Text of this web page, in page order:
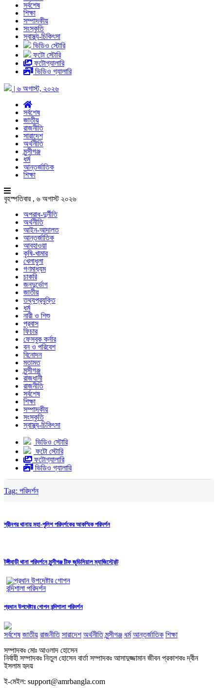
সর্বশেষ
শিক্ষা
সম্পাদকীয়
সংস্কৃতি
স্বাস্থ্য-চিকিৎসা
ভিডিও স্টোরি
ফটো স্টোরি
ফটোগ্যালারি
ভিডিও গ্যালারি
| ৬ অগাস্ট, ২০২৬
সর্বশেষ
জাতীয়
রাজনীতি
সারাদেশ
অর্থনীতি
মুন্সীগঞ্জ
ধর্ম
আন্তর্জাতিক
শিক্ষা
বৃহস্পতিবার , ৬ অগাস্ট ২০২৬
অপরাধ-দুর্নীতি
অর্থনীতি
আইন-আদালত
আন্তর্জাতিক
আবহাওয়া
কৃষি-খামার
খেলাধুলা
গণমাধ্যম
চাকরি
জনদুর্ভোগ
জাতীয়
তথ্যপ্রযুক্তি
ধর্ম
নারী ও শিশু
প্রবাস
ফিচার
ফেসবুক কর্নার
বন ও পরিবেশ
বিনোদন
মতামত
মুন্সীগঞ্জ
রাজধানী
রাজনীতি
সর্বশেষ
শিক্ষা
সম্পাদকীয়
সংস্কৃতি
স্বাস্থ্য-চিকিৎসা
ভিডিও স্টোরি
ফটো স্টোরি
ফটোগ্যালারি
ভিডিও গ্যালারি
Tag: পরিদর্শন
শ্রীনগর থানায় মহা-পুলিশ পরিদর্শকের আকস্মিক পরিদর্শন
টঙ্গীবাড়ী থানা পরিদর্শনে মুন্সীগঞ্জ চীফ জুডিসিয়াল ম্যাজিস্ট্রেট
প্রধান উপদেষ্টার গোপন বন্দিশালা পরিদর্শন
সর্বশেষ জাতীয় রাজনীতি সারাদেশ অর্থনীতি মুন্সীগঞ্জ ধর্ম আন্তর্জাতিক শিক্ষা
সম্পাদকঃ মোঃ আওলাদ হোসেন
নির্বাহী সম্পাদকঃ নিতুল হোসেন বার্তা সম্পাদকঃ আসাদুজ্জামান জীবন প্রকাশকঃ দ্বীন
ইসলাম হৃদয়
ই-মেইল: support@amrbangla.com